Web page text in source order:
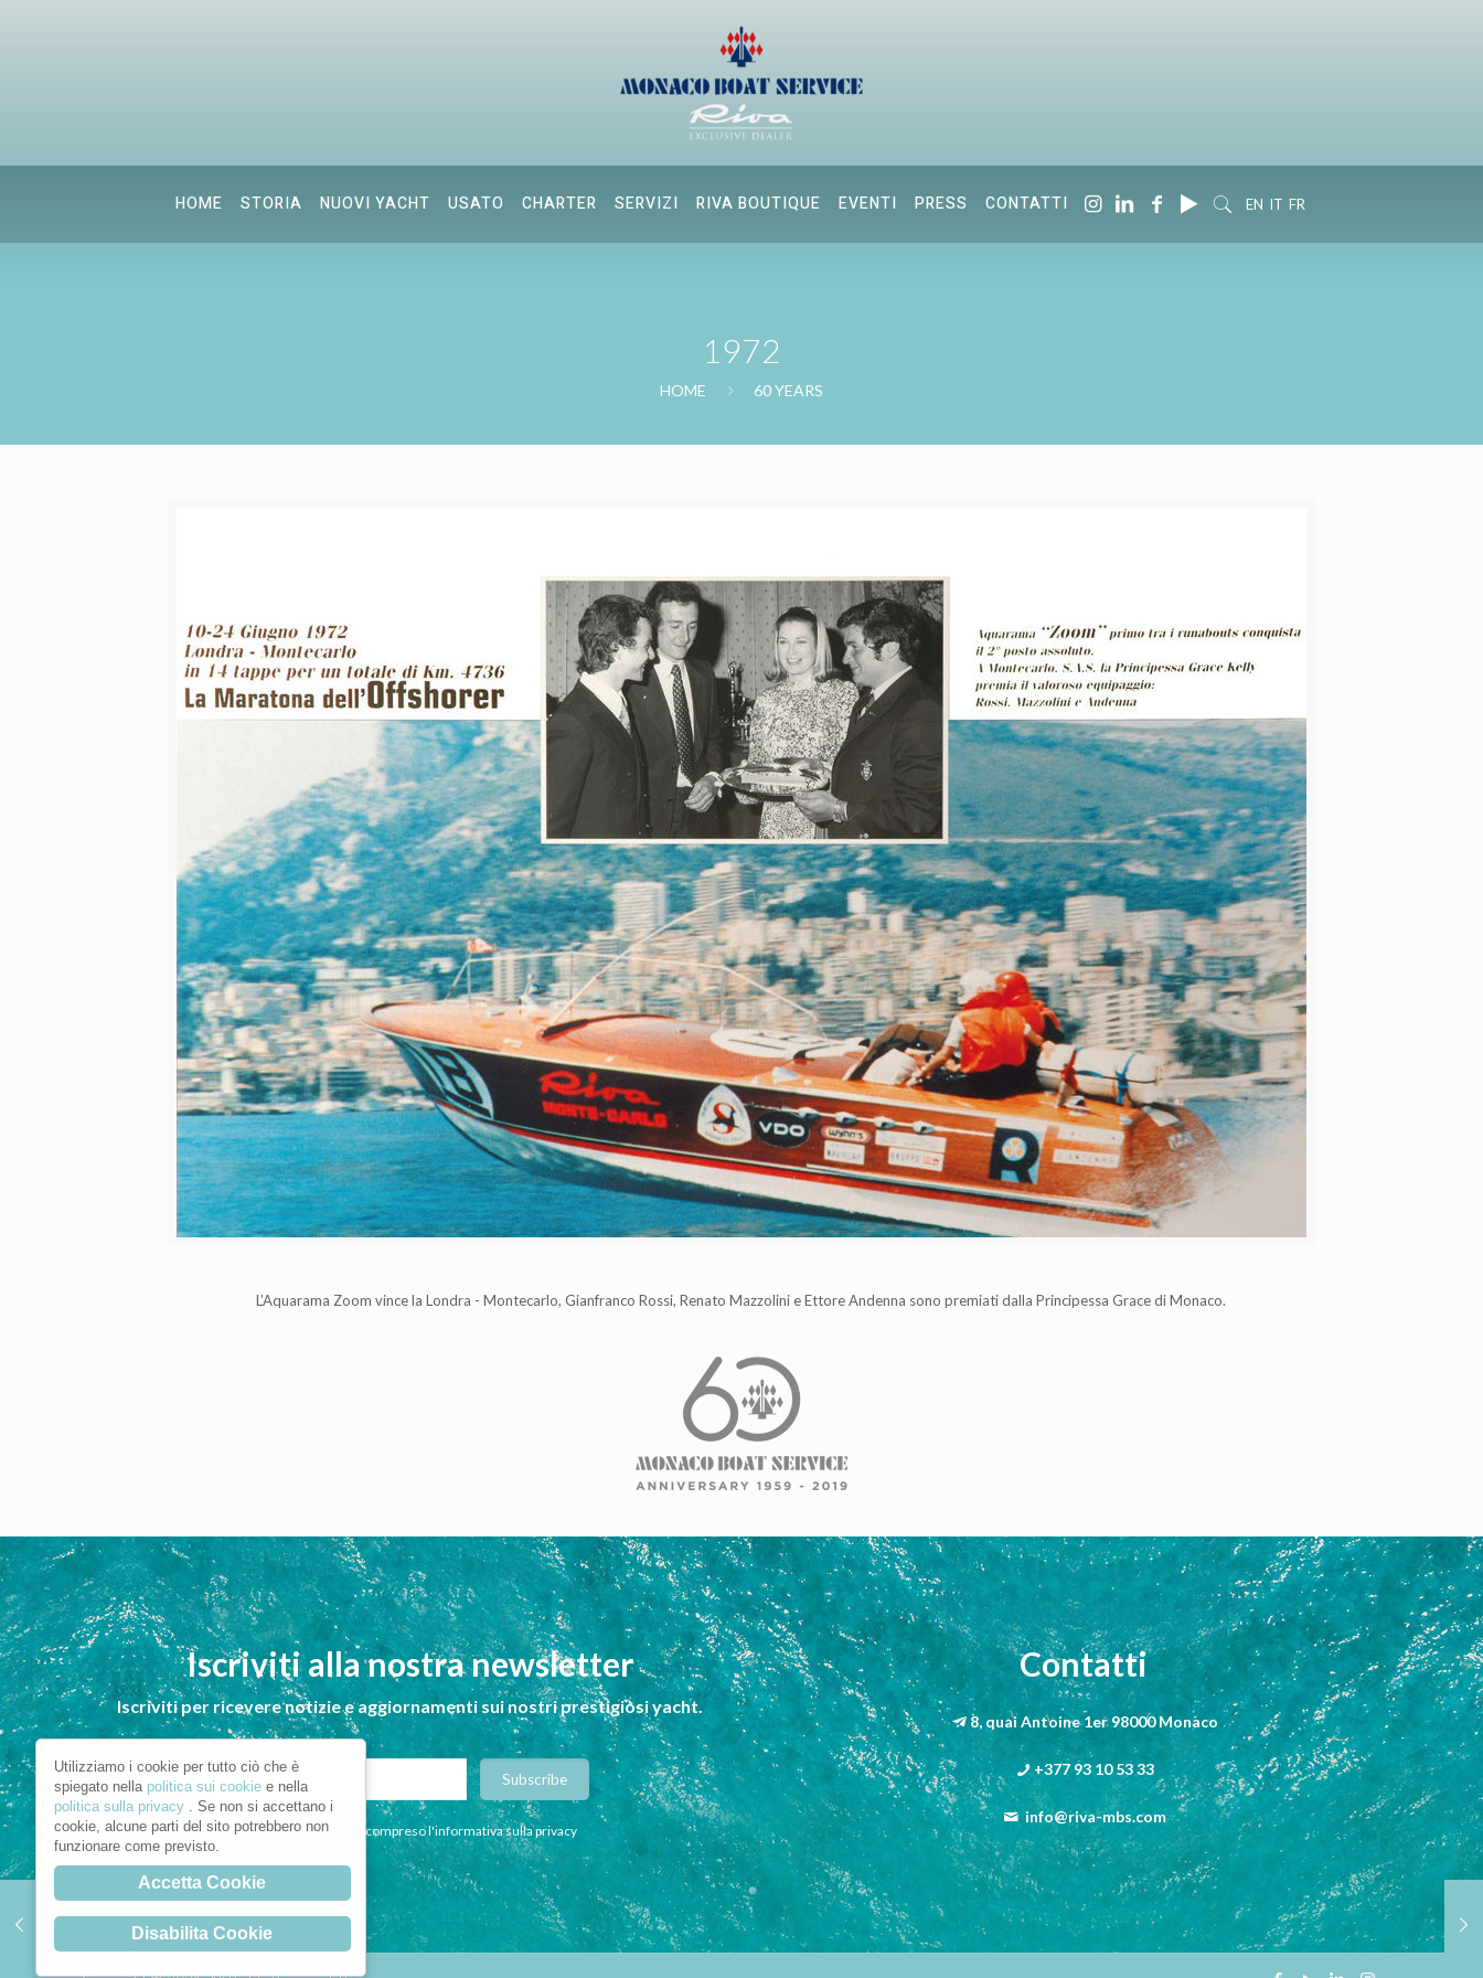
HOME STORIA NUOVI YACHT USATO CHARTER SERVIZI RIVA BOUTIQUE EVENTI PRESS CONTATTI EN IT FR
1972
HOME 60 YEARS
L’Aquarama Zoom vince la Londra - Montecarlo, Gianfranco Rossi, Renato Mazzolini e Ettore Andenna sono premiati dalla Principessa Grace di Monaco.
Iscriviti alla nostra newsletter
Iscriviti per ricevere notizie e aggiornamenti sui nostri prestigiosi yacht.
Dichiaro di aver letto e compreso l'informativa sulla privacy
Contatti
8, quai Antoine 1er 98000 Monaco
+377 93 10 53 33
info@riva-mbs.com
Utilizziamo i cookie per tutto ciò che è
spiegato nella politica sui cookie e nella
politica sulla privacy . Se non si accettano i
cookie, alcune parti del sito potrebbero non
funzionare come previsto.
Accetta Cookie
Disabilita Cookie